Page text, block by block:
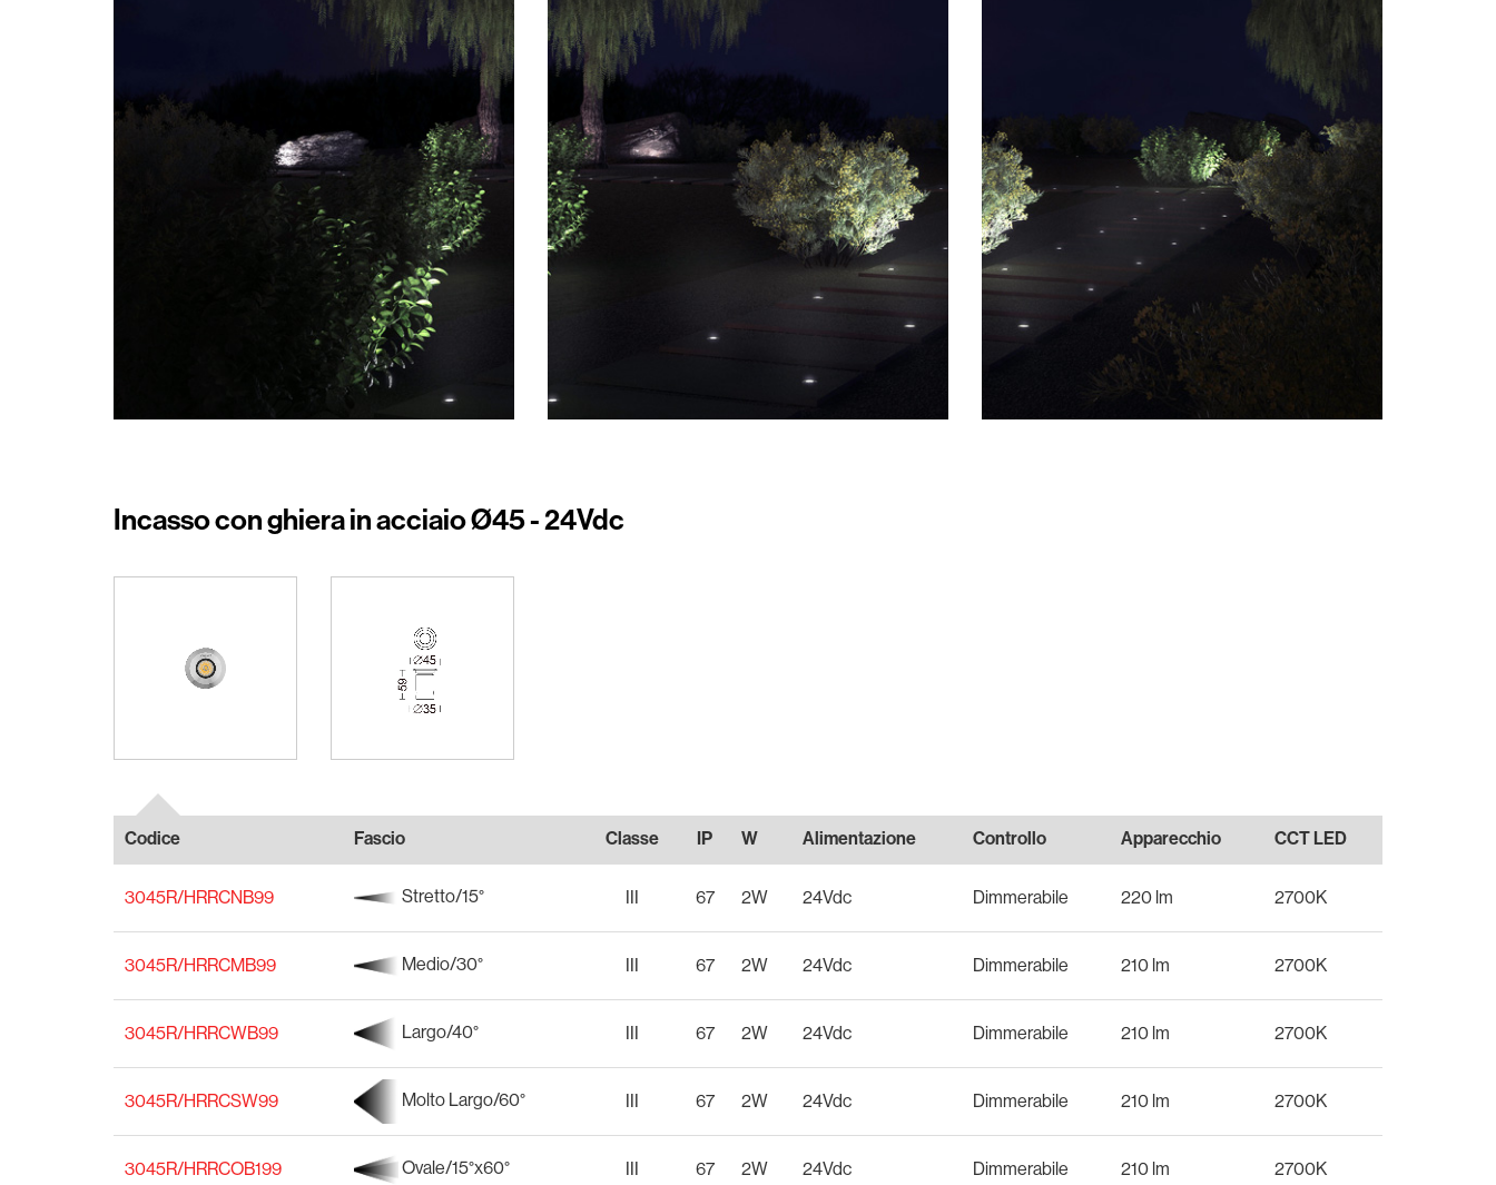
Incasso con ghiera in acciaio Ø45 - 24Vdc
Codice Fascio Classe IP W Alimentazione Controllo Apparecchio CCT LED
3045R/HRRCNB99 Stretto/15° III 67 2W 24Vdc Dimmerabile 220 lm 2700K
3045R/HRRCMB99 Medio/30° III 67 2W 24Vdc Dimmerabile 210 lm 2700K
3045R/HRRCWB99 Largo/40° III 67 2W 24Vdc Dimmerabile 210 lm 2700K
3045R/HRRCSW99 Molto Largo/60° III 67 2W 24Vdc Dimmerabile 210 lm 2700K
3045R/HRRCOB199 Ovale/15°x60° III 67 2W 24Vdc Dimmerabile 210 lm 2700K